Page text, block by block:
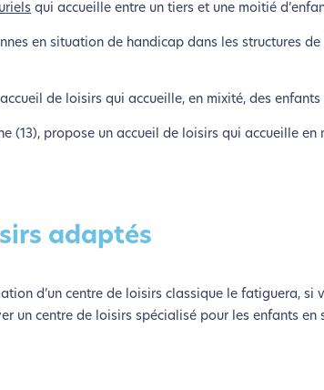
qui accueille entre un tiers et une moitié
en situation de handicap dans les structures
de loisirs qui accueille, en mixité, des
(13), propose un accueil de loisirs qui accueille
adaptés
d’un centre de loisirs classique le fatiguera,
un centre de loisirs spécialisé pour les enfants en